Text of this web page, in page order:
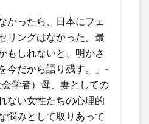
かったら、日本にフェ
リングはなかった。最
もしれないと、明かさ
今だから語り残す。」-
学者）母、妻としての
ない女性たちの心理的
悩みとして取りあって